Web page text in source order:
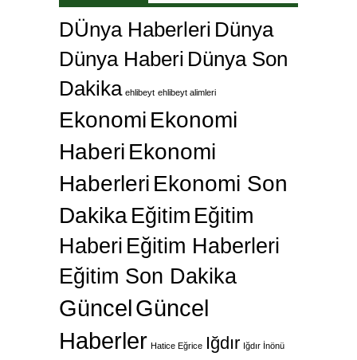
DÜnya Haberleri Dünya
Dünya Haberi Dünya Son
Dakika ehlibeyt ehlibeyt alimleri
Ekonomi Ekonomi
Haberi Ekonomi
Haberleri Ekonomi Son
Dakika Eğitim Eğitim
Haberi Eğitim Haberleri
Eğitim Son Dakika
GüncelGüncel
Haberler Hatice Eğrice Iğdır Iğdır İnönü